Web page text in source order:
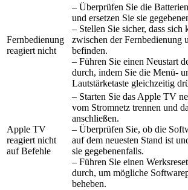
Fernbedienung
reagiert nicht
– Überprüfen Sie die
und ersetzen Sie sie
– Stellen Sie sicher, dass sich
zwischen der Fernbedienung
befinden.
– Führen Sie einen Neustart
durch, indem Sie die Menü-
Lautstärketaste gleichzeitig
Apple TV
reagiert nicht
auf Befehle
– Starten Sie das Apple TV
vom Stromnetz trennen und
anschließen.
– Überprüfen Sie, ob die
auf dem neuesten Stand ist
sie gegebenenfalls.
– Führen Sie einen
durch, um mögliche
beheben.